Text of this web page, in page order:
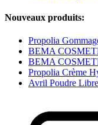
Nouveaux produits:
Propolia
BEMA
BEMA
Propolia Crème
Avril Poudre Libre